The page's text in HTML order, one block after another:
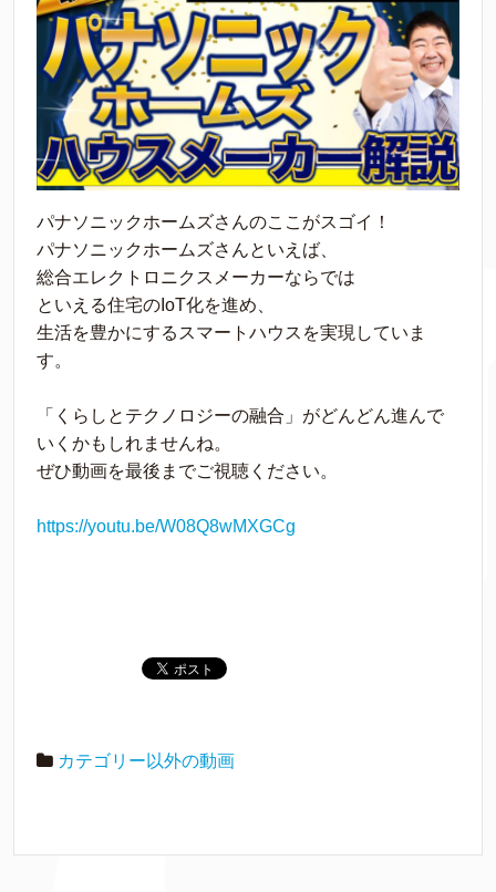
パナソニックホームズさんのここがスゴイ！
パナソニックホームズさんといえば、
総合エレクトロニクスメーカーならでは
といえる住宅のIoT化を進め、
生活を豊かにするスマートハウスを実現していま
す。
「くらしとテクノロジーの融合」がどんどん進んで
いくかもしれませんね。
ぜひ動画を最後までご視聴ください。
https://youtu.be/W08Q8wMXGCg
カテゴリー以外の動画